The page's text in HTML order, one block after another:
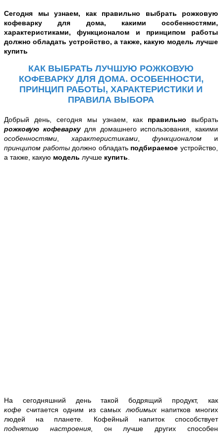
Сегодня мы узнаем, как правильно выбрать рожковую
кофеварку для дома, какими особенностями,
характеристиками, функционалом и принципом работы
должно обладать устройство, а также, какую модель лучше
купить
КАК ВЫБРАТЬ ЛУЧШУЮ РОЖКОВУЮ
КОФЕВАРКУ ДЛЯ ДОМА. ОСОБЕННОСТИ,
ПРИНЦИП РАБОТЫ, ХАРАКТЕРИСТИКИ И
ПРАВИЛА ВЫБОРА
Добрый день, сегодня мы узнаем, как правильно выбрать
рожковую кофеваркудля домашнего использования, какими
особенностями
характеристиками функционалом и
принципом работыдолжно обладать подбираемоеустройство,
а также, какую модель лучше купить
На сегодняшний день такой бодрящий продукт, как
кофе считается одним из самых любимых напитков многих
людей на планете. Кофейный напиток способствует
поднятию настроения, он лучше других способен